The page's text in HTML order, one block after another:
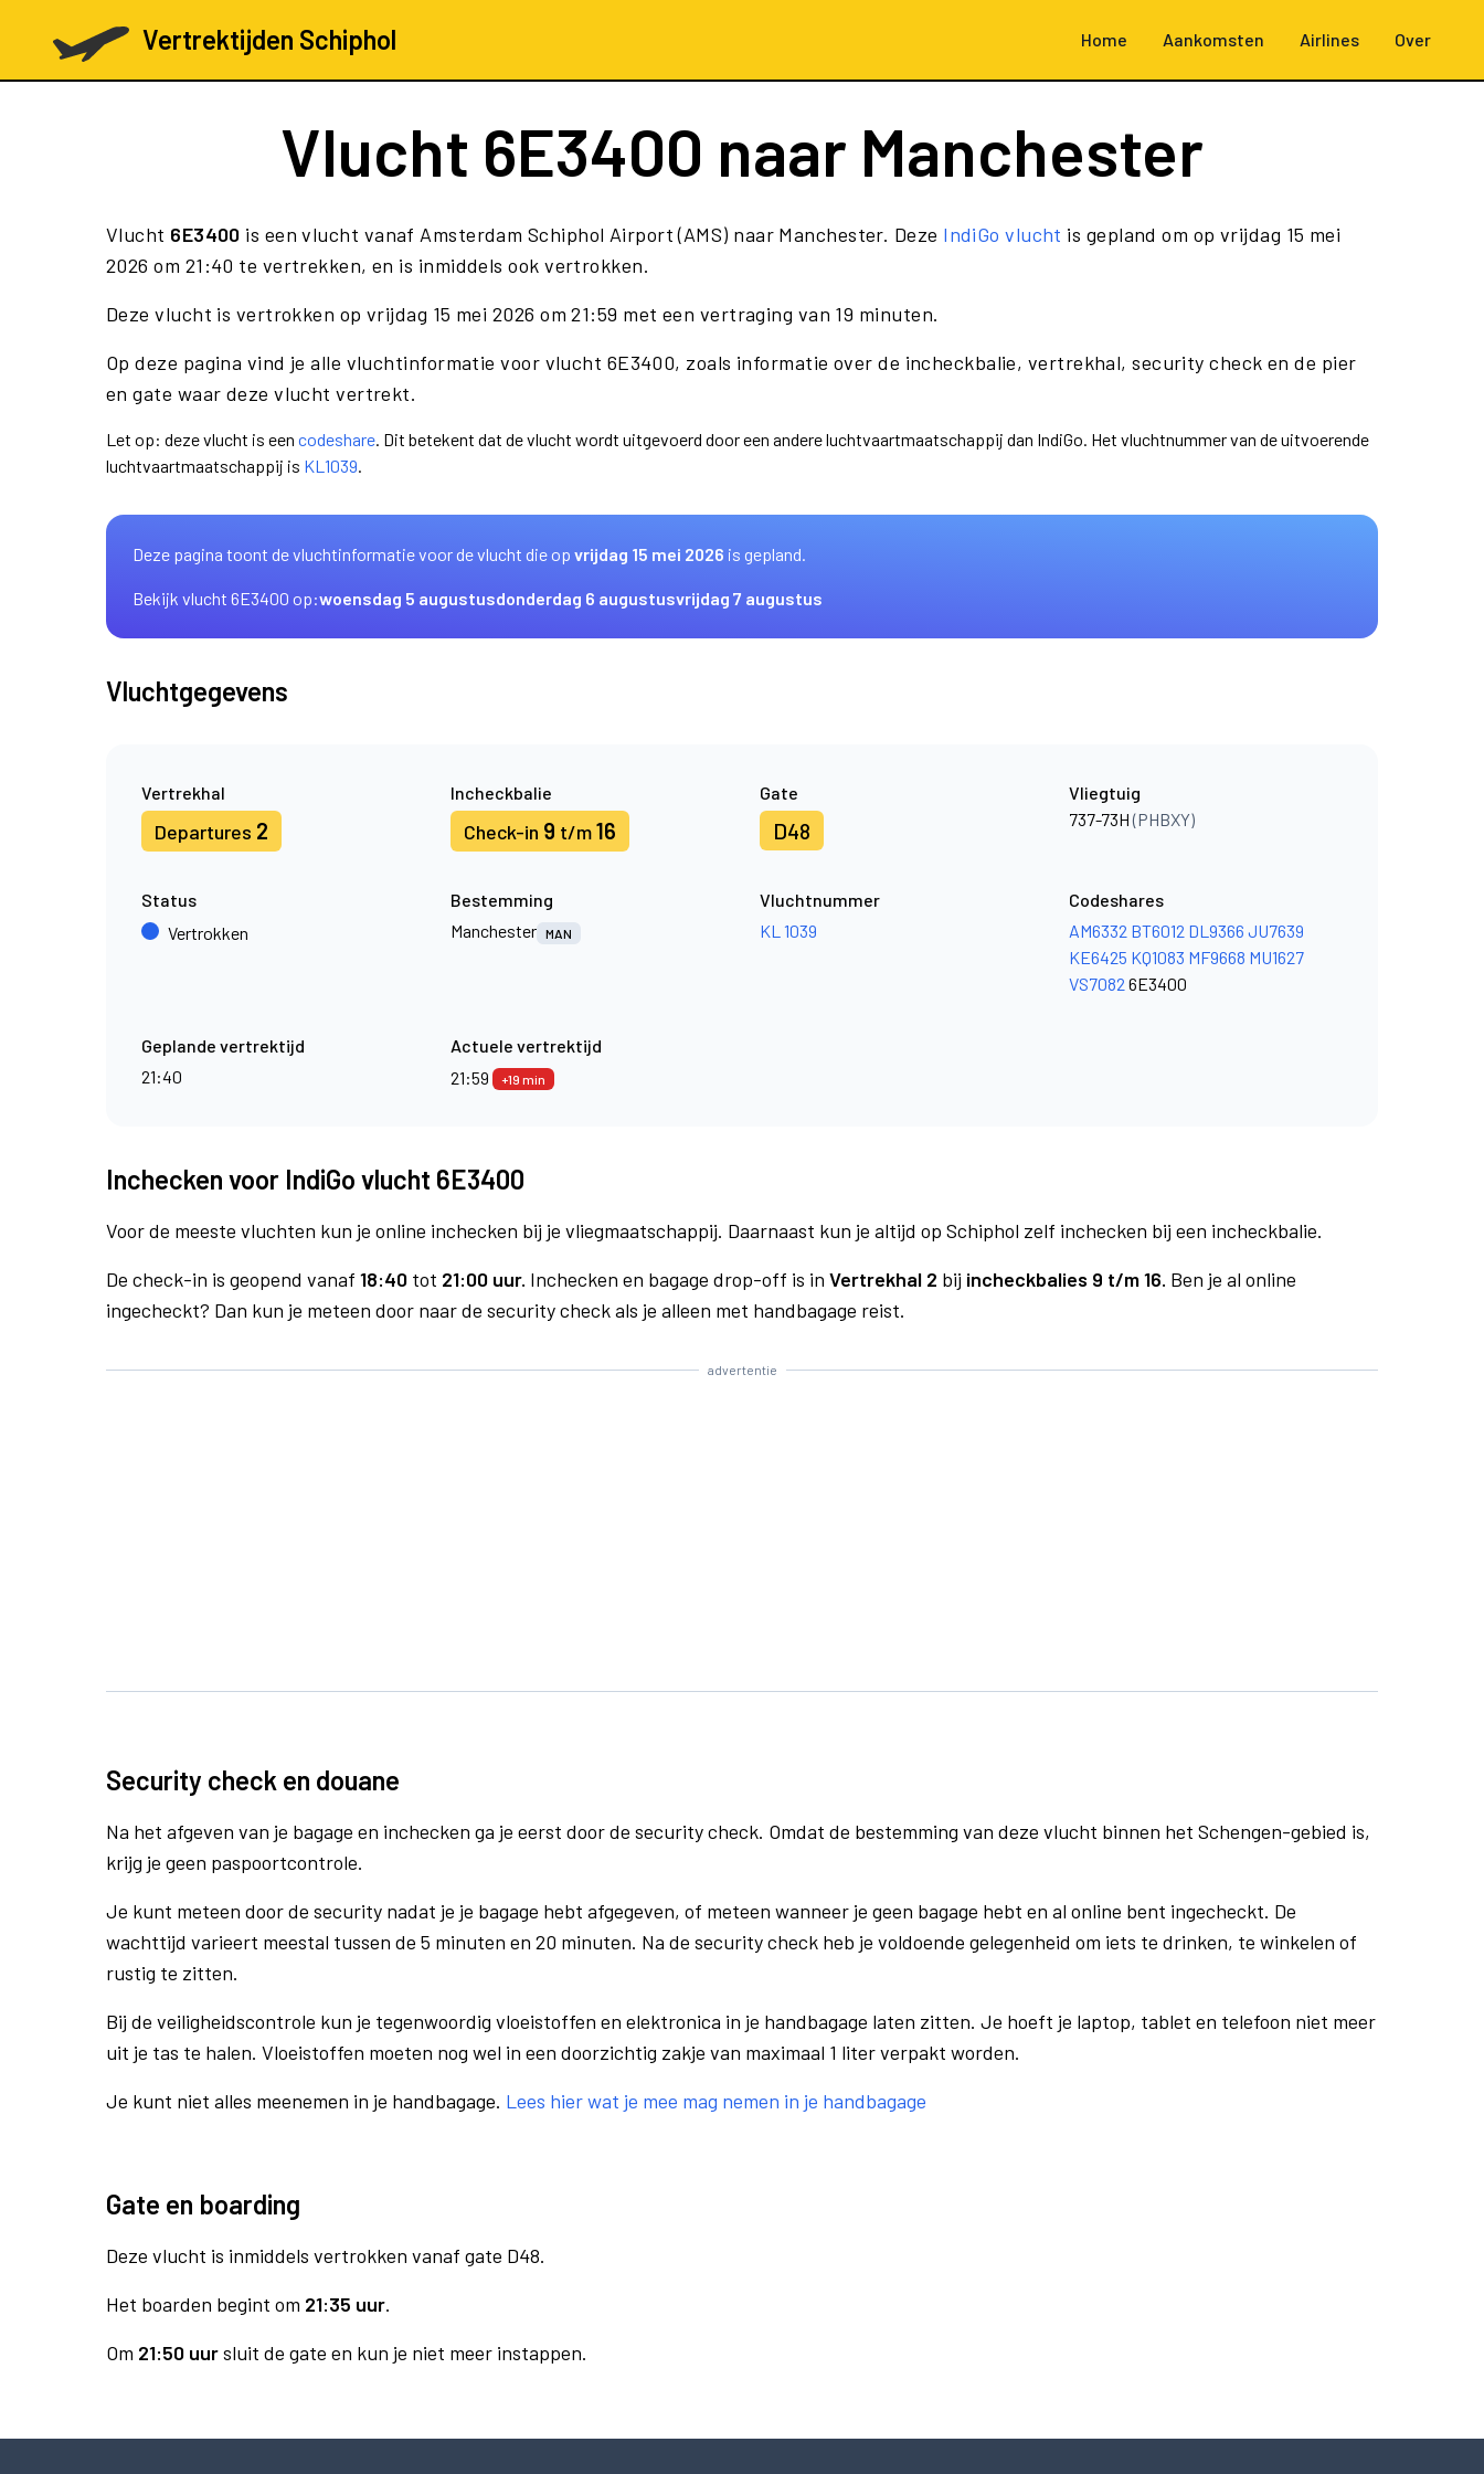
Vertrektijden Schiphol Home Aankomsten Airlines Over
Vlucht 6E3400 naar Manchester
Vlucht 6E3400 is een vlucht vanaf Amsterdam Schiphol Airport (AMS) naar Manchester. Deze IndiGo vlucht is gepland om op vrijdag 15 mei
2026 om 21:40 te vertrekken, en is inmiddels ook vertrokken.
Deze vlucht is vertrokken op vrijdag 15 mei 2026 om 21:59 met een vertraging van 19 minuten.
Op deze pagina vind je alle vluchtinformatie voor vlucht 6E3400, zoals informatie over de incheckbalie, vertrekhal, security check en de pier
en gate waar deze vlucht vertrekt.
Let op: deze vlucht is een codeshare. Dit betekent dat de vlucht wordt uitgevoerd door een andere luchtvaartmaatschappij dan IndiGo. Het vluchtnummer van de uitvoerende
luchtvaartmaatschappij is KL1039.
Deze pagina toont de vluchtinformatie voor de vlucht die op vrijdag 15 mei 2026 is gepland.
Bekijk vlucht 6E3400 op:woensdag 5 augustusdonderdag 6 augustusvrijdag 7 augustus
Vluchtgegevens
Vertrekhal
Departures 2
Incheckbalie
Check-in 9 t/m16
Gate
D48
Vliegtuig
737-73H(PHBXY)
Status
Vertrokken
Bestemming
Manchester MAN
Vluchtnummer
KL 1039
Codeshares
AM6332 BT6012 DL9366 JU7639
KE6425 KQ1083 MF9668 MU1627
VS7082 6E3400
Geplande vertrektijd
21:40
Actuele vertrektijd
21:59
+19 min
Inchecken voor IndiGo vlucht 6E3400
Voor de meeste vluchten kun je online inchecken bij je vliegmaatschappij. Daarnaast kun je altijd op Schiphol zelf inchecken bij een incheckbalie.
De check-in is geopend vanaf 18:40 tot 21:00 uur. Inchecken en bagage drop-off is in Vertrekhal 2 bij incheckbalies 9 t/m 16. Ben je al online
ingecheckt? Dan kun je meteen door naar de security check als je alleen met handbagage reist.
advertentie
Security check en douane
Na het afgeven van je bagage en inchecken ga je eerst door de security check. Omdat de bestemming van deze vlucht binnen het Schengen-gebied is,
krijg je geen paspoortcontrole.
Je kunt meteen door de security nadat je je bagage hebt afgegeven, of meteen wanneer je geen bagage hebt en al online bent ingecheckt. De
wachttijd varieert meestal tussen de 5 minuten en 20 minuten. Na de security check heb je voldoende gelegenheid om iets te drinken, te winkelen of
rustig te zitten.
Bij de veiligheidscontrole kun je tegenwoordig vloeistoffen en elektronica in je handbagage laten zitten. Je hoeft je laptop, tablet en telefoon niet meer
uit je tas te halen. Vloeistoffen moeten nog wel in een doorzichtig zakje van maximaal 1 liter verpakt worden.
Je kunt niet alles meenemen in je handbagage. Lees hier wat je mee mag nemen in je handbagage
Gate en boarding
Deze vlucht is inmiddels vertrokken vanaf gate D48.
Het boarden begint om 21:35 uur.
Om 21:50 uursluit de gate en kun je niet meer instappen.